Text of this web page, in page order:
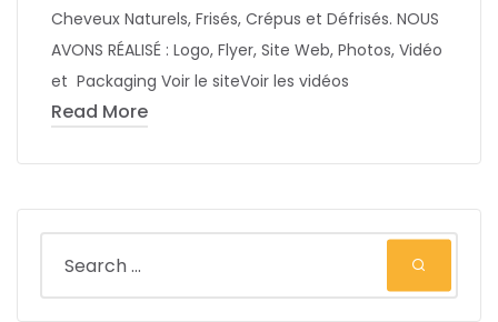
Cheveux Naturels, Frisés, Crépus et Défrisés. NOUS
AVONS RÉALISÉ : Logo, Flyer, Site Web, Photos, Vidéo
et Packaging Voir le siteVoir les vidéos
Read More